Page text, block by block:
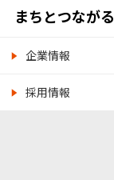
まちとつながる
企業情報
採用情報